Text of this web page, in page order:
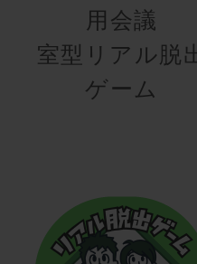
用会議
室型リアル脱
ゲーム